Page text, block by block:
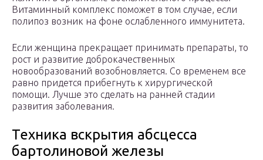
Витаминный комплекс поможет в том случае, если
полипоз возник на фоне ослабленного иммунитета.
Если женщина прекращает принимать препараты, то
рост и развитие доброкачественных
новообразований возобновляется. Со временем все
равно придется прибегнуть к хирургической
помощи. Лучше это сделать на ранней стадии
развития заболевания.
Техника вскрытия абсцесса
бартолиновой железы